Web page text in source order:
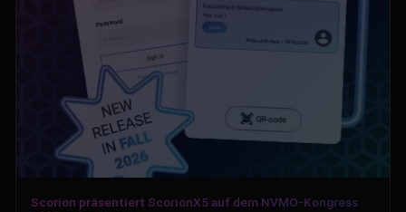
Scorion präsentiert ScorionX5 auf dem NVMO-Kongress